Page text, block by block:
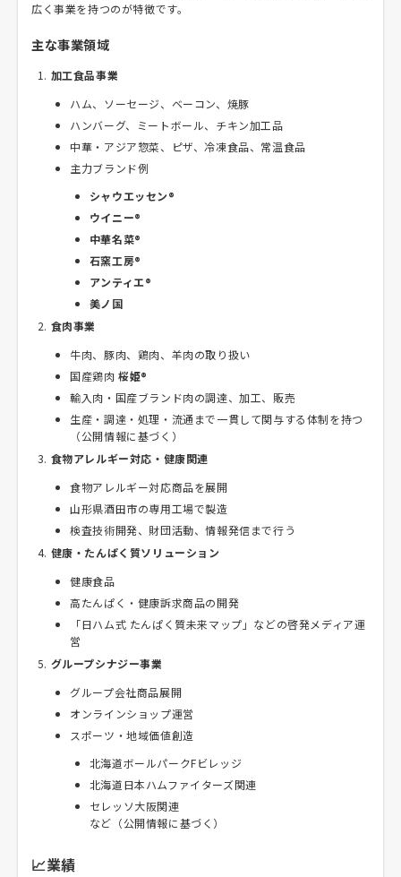
広く事業を持つのが特徴です。
主な事業領域
加工食品事業
ハム、ソーセージ、ベーコン、焼豚
ハンバーグ、ミートボール、チキン加工品
中華・アジア惣菜、ピザ、冷凍食品、常温食品
主力ブランド例
シャウエッセン®
ウイニー®
中華名菜®
石窯工房®
アンティエ®
美ノ国
食肉事業
牛肉、豚肉、鶏肉、羊肉の取り扱い
国産鶏肉桜姫®
輸入肉・国産ブランド肉の調達、加工、販売
生産・調達・処理・流通まで一貫して関与する体制を持つ
（公開情報に基づく）
食物アレルギー対応・健康関連
食物アレルギー対応商品を展開
山形県酒田市の専用工場で製造
検査技術開発、財団活動、情報発信まで行う
健康・たんぱく質ソリューション
健康食品
高たんぱく・健康訴求商品の開発
「日ハム式 たんぱく質未来マップ」などの啓発メディア運
営
グループシナジー事業
グループ会社商品展開
オンラインショップ運営
スポーツ・地域価値創造
北海道ボールパークFビレッジ
北海道日本ハムファイターズ関連
セレッソ大阪関連
など（公開情報に基づく）
📈業績